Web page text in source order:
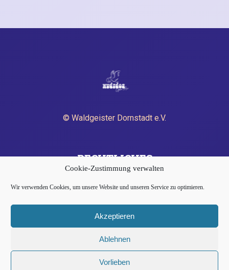
Cookie-Zustimmung verwalten
Wir verwenden Cookies, um unsere Website und unseren Service zu optimieren.
Akzeptieren
Ablehnen
Vorlieben
© Waldgeister Dornstadt e.V.
RECHTLICHES
DATENSCHUTZERKLÄRUNG
AGB
COOKIE-RICHTLINIE (EU)